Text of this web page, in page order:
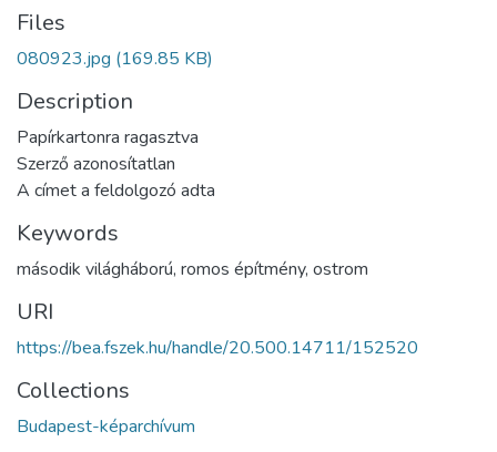
Files
080923.jpg (169.85 KB)
Description
Papírkartonra ragasztva
Szerző azonosítatlan
A címet a feldolgozó adta
Keywords
második világháború, romos építmény, ostrom
URI
https://bea.fszek.hu/handle/20.500.14711/152520
Collections
Budapest-képarchívum